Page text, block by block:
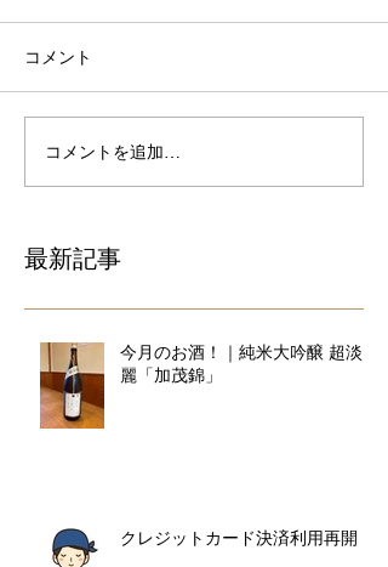
コメント
コメントを追加…
最新記事
今月のお酒！｜純米大吟醸 超淡
麗「加茂錦」
クレジットカード決済利用再開